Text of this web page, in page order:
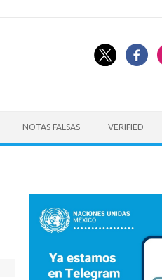
NOTAS FALSAS VERIFIED